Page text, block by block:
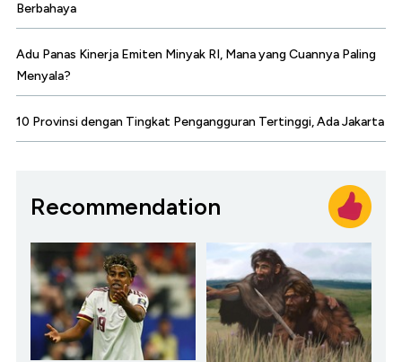
Berbahaya
Adu Panas Kinerja Emiten Minyak RI, Mana yang Cuannya Paling
Menyala?
10 Provinsi dengan Tingkat Pengangguran Tertinggi, Ada Jakarta
Recommendation